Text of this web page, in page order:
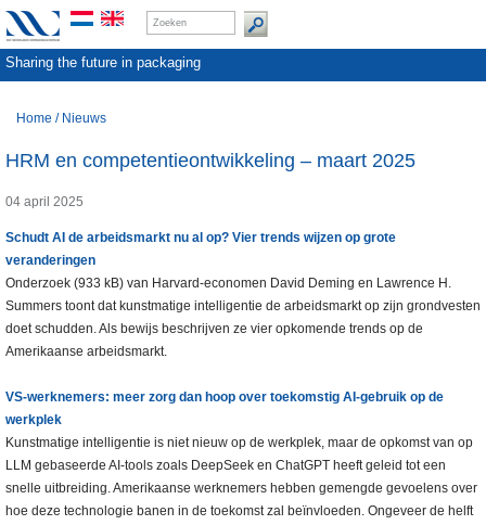
Sharing the future in packaging
Home / Nieuws
HRM en competentieontwikkeling – maart 2025
04 april 2025
Schudt AI de arbeidsmarkt nu al op? Vier trends wijzen op grote
veranderingen
Onderzoek (933 kB) van Harvard-economen David Deming en Lawrence H.
Summers toont dat kunstmatige intelligentie de arbeidsmarkt op zijn grondvesten
doet schudden. Als bewijs beschrijven ze vier opkomende trends op de
Amerikaanse arbeidsmarkt.
VS-werknemers: meer zorg dan hoop over toekomstig AI-gebruik op de
werkplek
Kunstmatige intelligentie is niet nieuw op de werkplek, maar de opkomst van op
LLM gebaseerde AI-tools zoals DeepSeek en ChatGPT heeft geleid tot een
snelle uitbreiding. Amerikaanse werknemers hebben gemengde gevoelens over
hoe deze technologie banen in de toekomst zal beïnvloeden. Ongeveer de helft